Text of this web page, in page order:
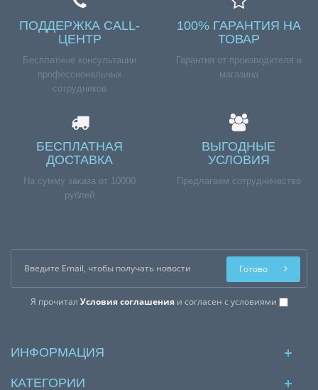
ПОДДЕРЖКА CALL-
ЦЕНТР
Бесплатные консультации
профессиональных
сотрудников
100% ГАРАНТИЯ НА
ТОВАР
Гарантия от производителя и
магазина
БЕСПЛАТНАЯ
ДОСТАВКА
На сумму заказа от 10000
рублей
ВЫГОДНЫЕ
УСЛОВИЯ
Предлагаем сотрудничество
Я прочитал Условия соглашенияи согласен с условиями
Готово
ИНФОРМАЦИЯ
КАТЕГОРИИ